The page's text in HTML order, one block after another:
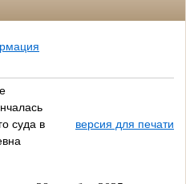
суда в
версия для печати